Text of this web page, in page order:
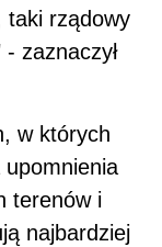
taki rządowy
zaznaczył
w których
upomnienia
terenów i
najbardziej